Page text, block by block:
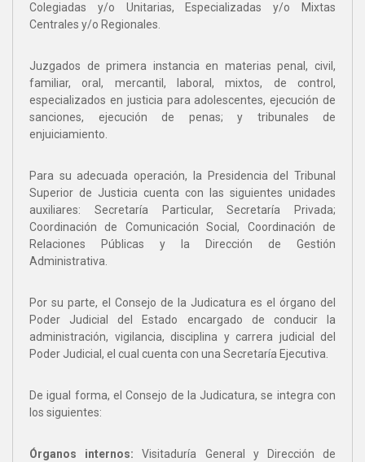
Colegiadas y/o Unitarias, Especializadas y/o Mixtas
Centrales y/o Regionales.
Juzgados de primera instancia en materias penal, civil,
familiar, oral, mercantil, laboral, mixtos, de control,
especializados en justicia para adolescentes, ejecución de
sanciones, ejecución de penas; y tribunales de
enjuiciamiento.
Para su adecuada operación, la Presidencia del Tribunal
Superior de Justicia cuenta con las siguientes unidades
auxiliares: Secretaría Particular, Secretaría Privada;
Coordinación de Comunicación Social, Coordinación de
Relaciones Públicas y la Dirección de Gestión
Administrativa.
Por su parte, el Consejo de la Judicatura es el órgano del
Poder Judicial del Estado encargado de conducir la
administración, vigilancia, disciplina y carrera judicial del
Poder Judicial, el cual cuenta con una Secretaría Ejecutiva.
De igual forma, el Consejo de la Judicatura, se integra con
los siguientes:
Órganos internos: Visitaduría General y Dirección de